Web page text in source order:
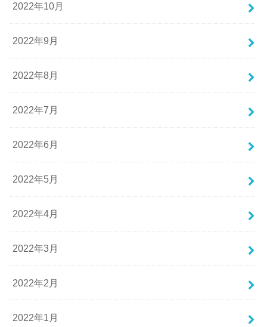
2022年10月
2022年9月
2022年8月
2022年7月
2022年6月
2022年5月
2022年4月
2022年3月
2022年2月
2022年1月